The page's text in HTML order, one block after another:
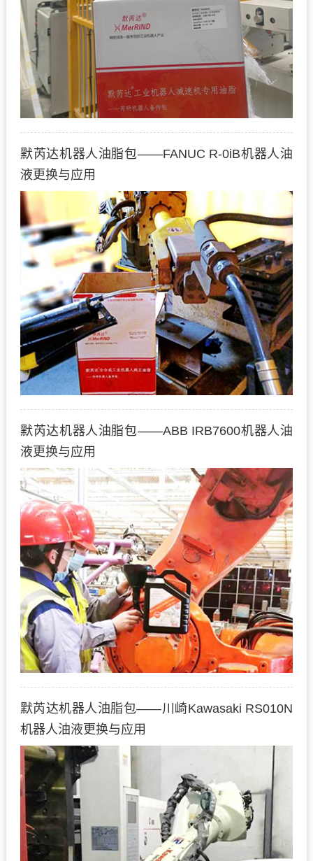
默芮达机器人油脂包——FANUC R-0iB机器人油
液更换与应用
默芮达机器人油脂包——ABB IRB7600机器人油
液更换与应用
默芮达机器人油脂包——川崎Kawasaki RS010N
机器人油液更换与应用